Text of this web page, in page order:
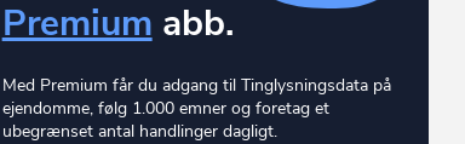
Premium abb.
Med Premium får du adgang til Tinglysningsdata på
ejendomme, følg 1.000 emner og foretag et
ubegrænset antal handlinger dagligt.